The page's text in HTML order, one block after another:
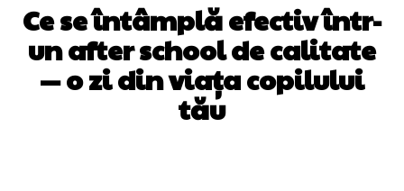
Ce se întâmplă efectiv într-
un after school de calitate
— o zi din viața copilului
tău